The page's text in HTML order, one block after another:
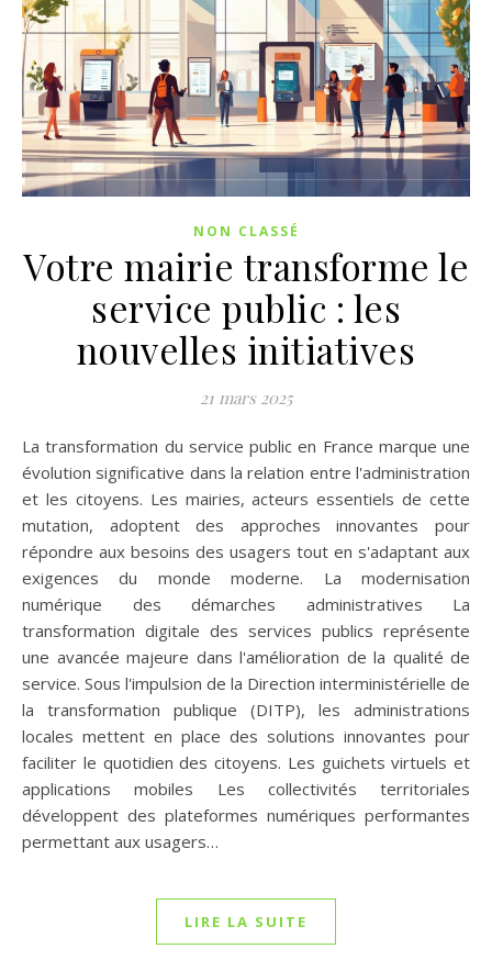
NON CLASSÉ
Votre mairie transforme le
service public : les
nouvelles initiatives
21 mars 2025
La transformation du service public en France marque une
évolution significative dans la relation entre l'administration
et les citoyens. Les mairies, acteurs essentiels de cette
mutation, adoptent des approches innovantes pour
répondre aux besoins des usagers tout en s'adaptant aux
exigences du monde moderne. La modernisation
numérique des démarches administratives La
transformation digitale des services publics représente
une avancée majeure dans l'amélioration de la qualité de
service. Sous l'impulsion de la Direction interministérielle de
la transformation publique (DITP), les administrations
locales mettent en place des solutions innovantes pour
faciliter le quotidien des citoyens. Les guichets virtuels et
applications mobiles Les collectivités territoriales
développent des plateformes numériques performantes
permettant aux usagers…
LIRE LA SUITE